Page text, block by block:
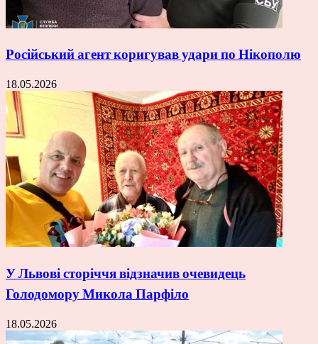
Російський агент коригував удари по Нікополю
18.05.2026
У Львові сторіччя відзначив очевидець
Голодомору Микола Парфіло
18.05.2026